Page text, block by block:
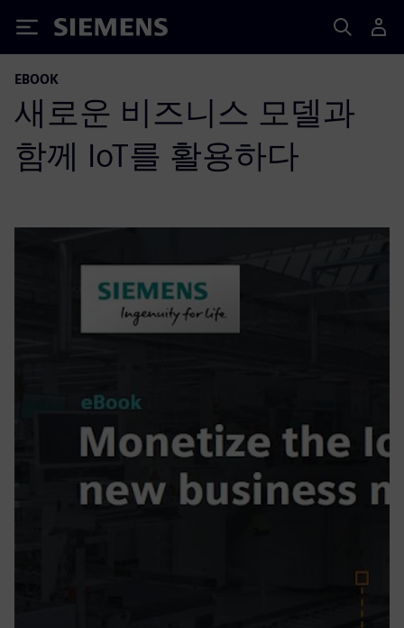
Siemens
EBOOK
새로운 비즈니스 모델과
함께 IoT를 활용하다